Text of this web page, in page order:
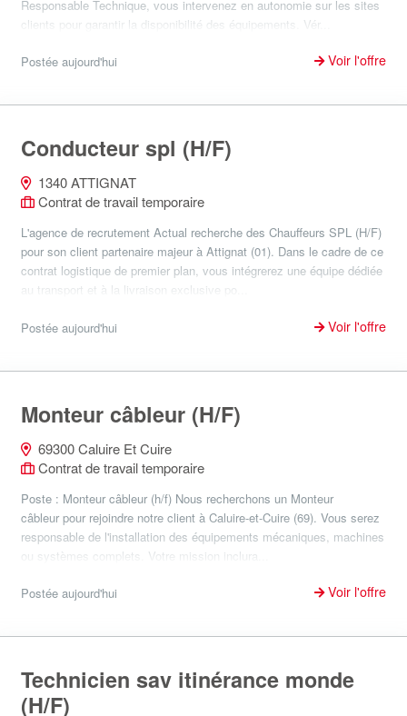
Responsable Technique, vous intervenez en autonomie sur les sites
clients pour garantir la disponibilité des équipements. Vér...
Postée aujourd'hui Voir l'offre
Conducteur spl (H/F)
1340 ATTIGNAT
Contrat de travail temporaire
L'agence de recrutement Actual recherche des Chauffeurs SPL (H/F)
pour son client partenaire majeur à Attignat (01). Dans le cadre de ce
contrat logistique de premier plan, vous intégrerez une équipe dédiée
au transport et à la livraison exclusive po...
Postée aujourd'hui Voir l'offre
Monteur câbleur (H/F)
69300 Caluire Et Cuire
Contrat de travail temporaire
Poste : Monteur câbleur (h/f) Nous recherchons un Monteur
câbleur pour rejoindre notre client à Caluire-et-Cuire (69). Vous serez
responsable de l'installation des équipements mécaniques, machines
ou systèmes complets. Votre mission inclura...
Postée aujourd'hui Voir l'offre
Technicien sav itinérance monde
(H/F)